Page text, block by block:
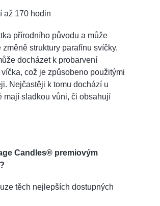
až 170 hodin
přírodního původu a může
změně struktury parafínu svíčky.
docházet k probarvení
což je způsobeno použitými
Nejčastěji k tomu dochází u
mají sladkou vůni, či obsahují
Candles® premiovým
těch nejlepších dostupných